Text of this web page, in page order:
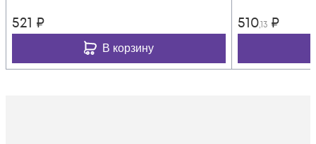
521 ₽
В корзину
510,13 ₽